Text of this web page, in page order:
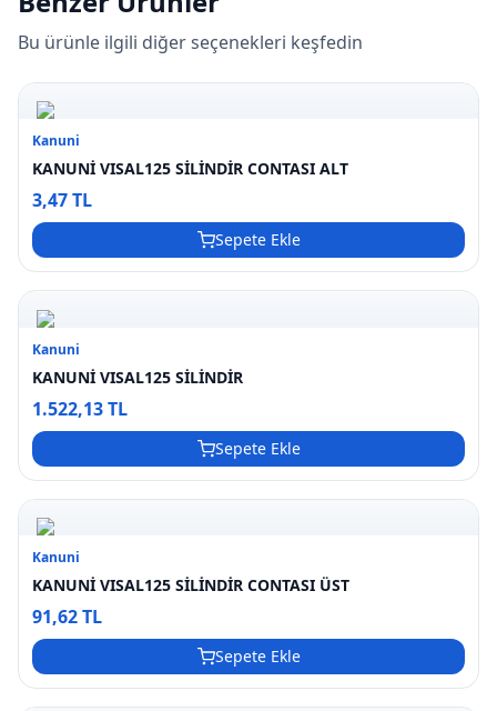
Bu ürünle ilgili diğer seçenekleri keşfedin
Kanuni
KANUNİ VISAL125 SİLİNDİR CONTASI ALT
3,47 TL
Sepete Ekle
Kanuni
KANUNİ VISAL125 SİLİNDİR
1.522,13 TL
Sepete Ekle
Kanuni
KANUNİ VISAL125 SİLİNDİR CONTASI ÜST
91,62 TL
Sepete Ekle